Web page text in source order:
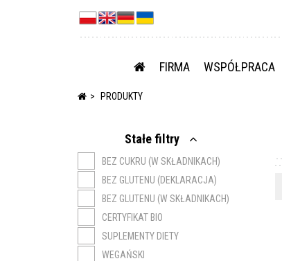
FIRMA WSPÓŁPRACA
PRODUKTY
Stałe filtry
BEZ CUKRU (W SKŁADNIKACH)
BEZ GLUTENU (DEKLARACJA)
BEZ GLUTENU (W SKŁADNIKACH)
CERTYFIKAT BIO
SUPLEMENTY DIETY
WEGAŃSKI